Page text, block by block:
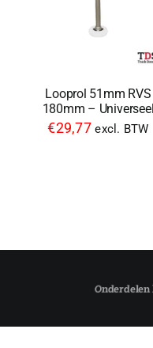
Looprol 51mm RVS
180mm – Universeel
€29,77 excl. BTW